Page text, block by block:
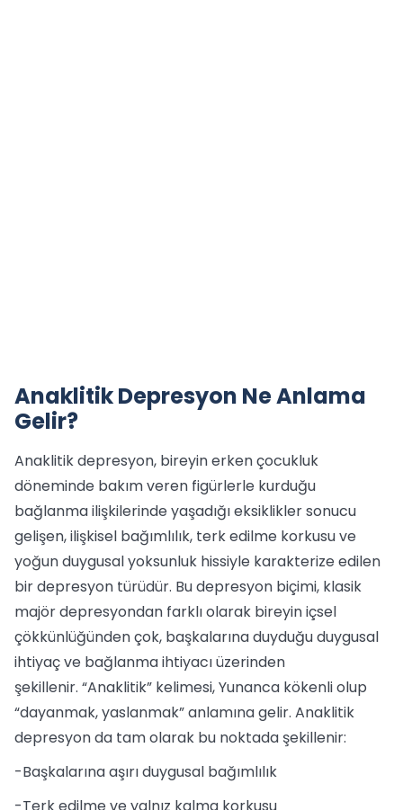
Anaklitik Depresyon Ne Anlama
Gelir?
Anaklitik depresyon, bireyin erken çocukluk
döneminde bakım veren figürlerle kurduğu
bağlanma ilişkilerinde yaşadığı eksiklikler sonucu
gelişen, ilişkisel bağımlılık, terk edilme korkusu ve
yoğun duygusal yoksunluk hissiyle karakterize edilen
bir depresyon türüdür. Bu depresyon biçimi, klasik
majör depresyondan farklı olarak bireyin içsel
çökkünlüğünden çok, başkalarına duyduğu duygusal
ihtiyaç ve bağlanma ihtiyacı üzerinden
şekillenir. “Anaklitik” kelimesi, Yunanca kökenli olup
“dayanmak, yaslanmak” anlamına gelir. Anaklitik
depresyon da tam olarak bu noktada şekillenir:
-Başkalarına aşırı duygusal bağımlılık